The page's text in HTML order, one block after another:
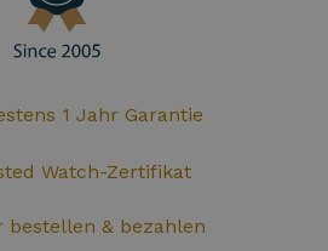
1 Jahr Garantie
Watch-Zertifikat
bestellen & bezahlen